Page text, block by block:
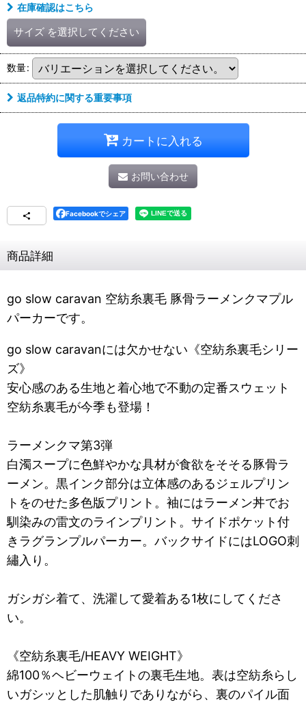
在庫確認はこちら
サイズ を選択してください
数量:
返品特約に関する重要事項
カートに入れる
お問い合わせ
Facebookでシェア
商品詳細
go slow caravan 空紡糸裏毛 豚骨ラーメンクマプル
パーカーです。
go slow caravanには欠かせない《空紡糸裏毛シリー
ズ》
安心感のある生地と着心地で不動の定番スウェット
空紡糸裏毛が今季も登場！
ラーメンクマ第3弾
白濁スープに色鮮やかな具材が食欲をそそる豚骨ラ
ーメン。黒インク部分は立体感のあるジェルプリン
トをのせた多色版プリント。袖にはラーメン丼でお
馴染みの雷文のラインプリント。サイドポケット付
きラグランプルパーカー。バックサイドにはLOGO刺
繡入り。
ガシガシ着て、洗濯して愛着ある1枚にしてくださ
い。
《空紡糸裏毛/HEAVY WEIGHT》
綿100％ヘビーウェイトの裏毛生地。表は空紡糸らし
いガシッとした肌触りでありながら、裏のパイル面